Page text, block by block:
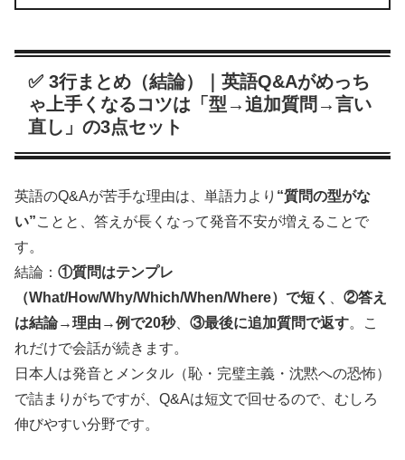
✅ 3行まとめ（結論）｜英語Q&Aがめっち
ゃ上手くなるコツは「型→追加質問→言い
直し」の3点セット
英語のQ&Aが苦手な理由は、単語力より “質問の型がな
い”ことと、答えが長くなって発音不安が増えることで
す。
結論： ①質問はテンプレ
（What/How/Why/Which/When/Where）で短く
②答え
は結論→理由→例で20秒、 ③最後に追加質問で返す。こ
れだけで会話が続きます。
日本人は発音とメンタル（恥・完璧主義・沈黙への恐怖）
で詰まりがちですが、Q&Aは短文で回せるので、むしろ
伸びやすい分野です。